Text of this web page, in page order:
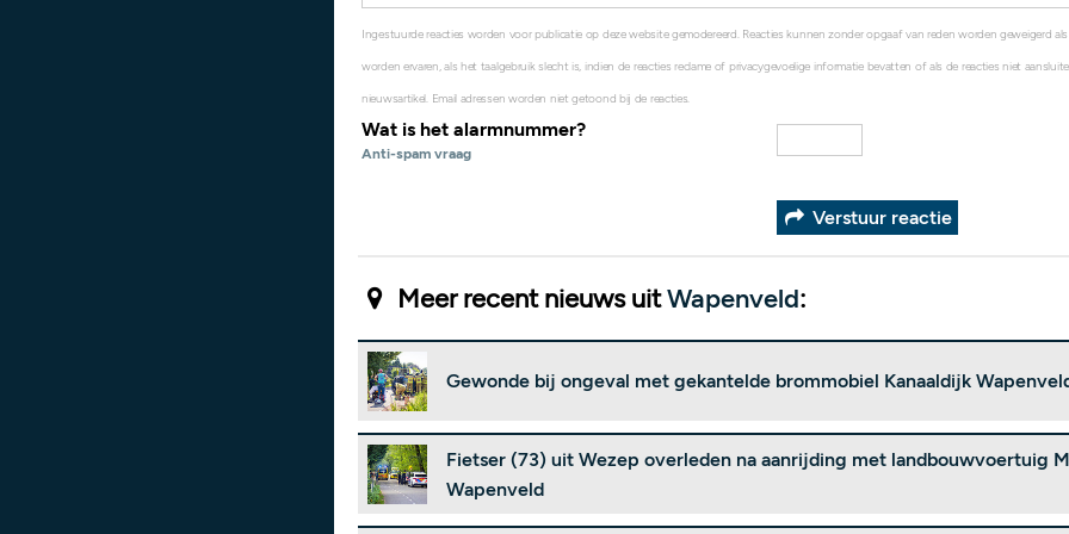
Ingestuurde reacties worden voor publicatie op deze website gemodereerd. Reacties kunnen zonder opgaaf van reden worden geweigerd
worden ervaren, als het taalgebruik slecht is, indien de reacties reclame of privacygevoelige informatie bevatten of als de reacties niet
nieuwsartikel. Email adressen worden niet getoond bij de reacties.
Wat is het alarmnummer?
Anti-spam vraag
Verstuur reactie
Meer recent nieuws uitWapenveld:
Gewonde bij ongeval met gekantelde brommobiel Kanaaldijk
Fietser (73) uit Wezep overleden na aanrijding met landbouwvoertuig
Wapenveld